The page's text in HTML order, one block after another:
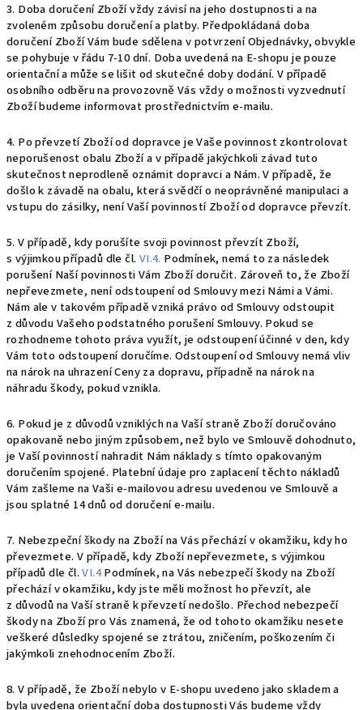
3. Doba doručení Zboží vždy závisí na jeho dostupnosti a na
zvoleném způsobu doručení a platby. Předpokládaná doba
doručení Zboží Vám bude sdělena v potvrzení Objednávky, obvykle
se pohybuje v řádu 7-10 dní. Doba uvedená na E-shopu je pouze
orientační a může se lišit od skutečné doby dodání. V případě
osobního odběru na provozovně Vás vždy o možnosti vyzvednutí
Zboží budeme informovat prostřednictvím e-mailu.
4. Po převzetí Zboží od dopravce je Vaše povinnost zkontrolovat
neporušenost obalu Zboží a v případě jakýchkoli závad tuto
skutečnost neprodleně oznámit dopravci a Nám. V případě, že
došlo k závadě na obalu, která svědčí o neoprávněné manipulaci a
vstupu do zásilky, není Vaší povinností Zboží od dopravce převzít.
5. V případě, kdy porušíte svoji povinnost převzít Zboží,
s výjimkou případů dle čl. VI.4. Podmínek, nemá to za následek
porušení Naší povinnosti Vám Zboží doručit. Zároveň to, že Zboží
nepřevezmete, není odstoupení od Smlouvy mezi Námi a Vámi.
Nám ale v takovém případě vzniká právo od Smlouvy odstoupit
z důvodu Vašeho podstatného porušení Smlouvy. Pokud se
rozhodneme tohoto práva využít, je odstoupení účinné v den, kdy
Vám toto odstoupení doručíme. Odstoupení od Smlouvy nemá vliv
na nárok na uhrazení Ceny za dopravu, případně na nárok na
náhradu škody, pokud vznikla.
6. Pokud je z důvodů vzniklých na Vaší straně Zboží doručováno
opakovaně nebo jiným způsobem, než bylo ve Smlouvě dohodnuto,
je Vaší povinností nahradit Nám náklady s tímto opakovaným
doručením spojené. Platební údaje pro zaplacení těchto nákladů
Vám zašleme na Vaši e-mailovou adresu uvedenou ve Smlouvě a
jsou splatné 14 dnů od doručení e-mailu.
7. Nebezpeční škody na Zboží na Vás přechází v okamžiku, kdy ho
převezmete. V případě, kdy Zboží nepřevezmete, s výjimkou
případů dle čl.VI.4Podmínek, na Vás nebezpečí škody na Zboží
přechází v okamžiku, kdy jste měli možnost ho převzít, ale
z důvodů na Vaší straně k převzetí nedošlo. Přechod nebezpečí
škody na Zboží pro Vás znamená, že od tohoto okamžiku nesete
veškeré důsledky spojené se ztrátou, zničením, poškozením či
jakýmkoli znehodnocením Zboží.
8. V případě, že Zboží nebylo v E-shopu uvedeno jako skladem a
byla uvedena orientační doba dostupnosti Vás budeme vždy